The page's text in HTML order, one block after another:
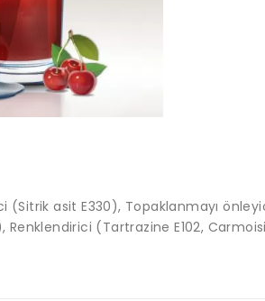
(Sitrik asit E330), Topaklanmayı
Renklendirici (Tartrazine E102,